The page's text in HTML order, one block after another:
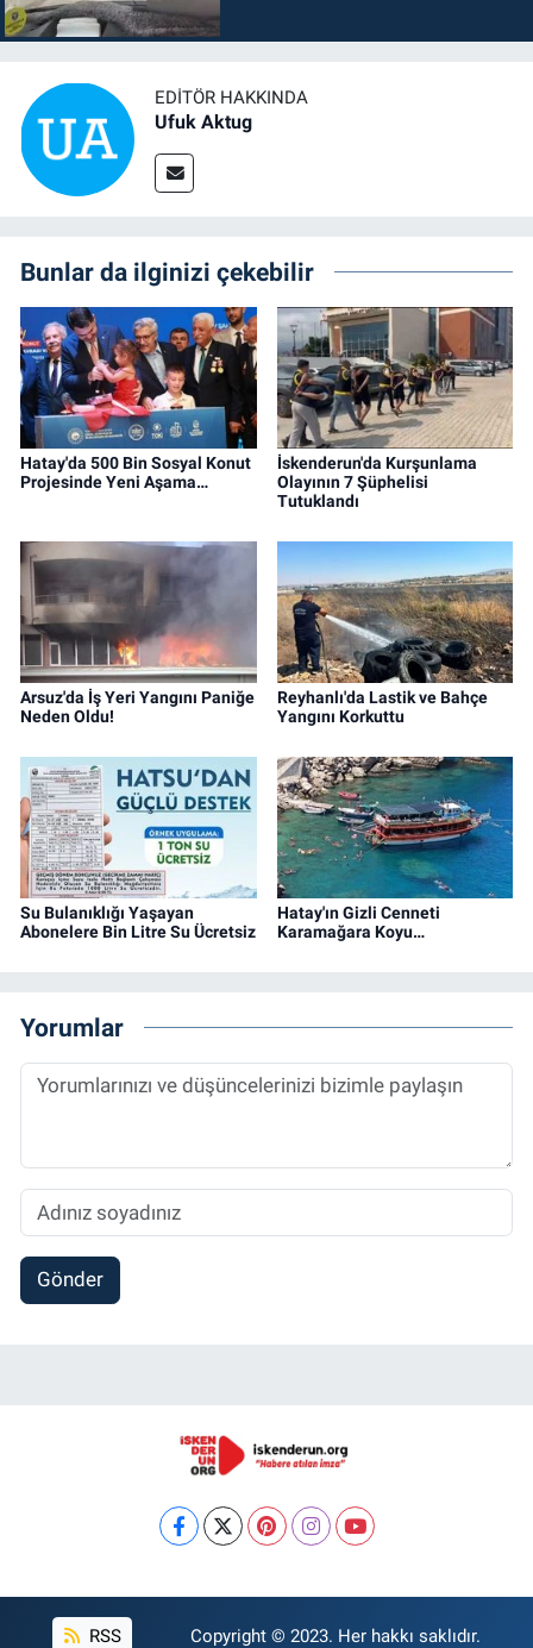
EDITÖR HAKKINDA
Ufuk Aktug
Bunlar da ilginizi çekebilir
Hatay'da 500 Bin Sosyal Konut
Projesinde Yeni Aşama…
İskenderun'da Kurşunlama
Olayının 7 Şüphelisi
Tutuklandı
Arsuz'da İş Yeri Yangını Paniğe
Neden Oldu!
Reyhanlı'da Lastik ve Bahçe
Yangını Korkuttu
Su Bulanıklığı Yaşayan
Abonelere Bin Litre Su Ücretsiz
Hatay'ın Gizli Cenneti
Karamağara Koyu…
Yorumlar
Gönder
RSS Copyright © 2023. Her hakkı saklıdır.